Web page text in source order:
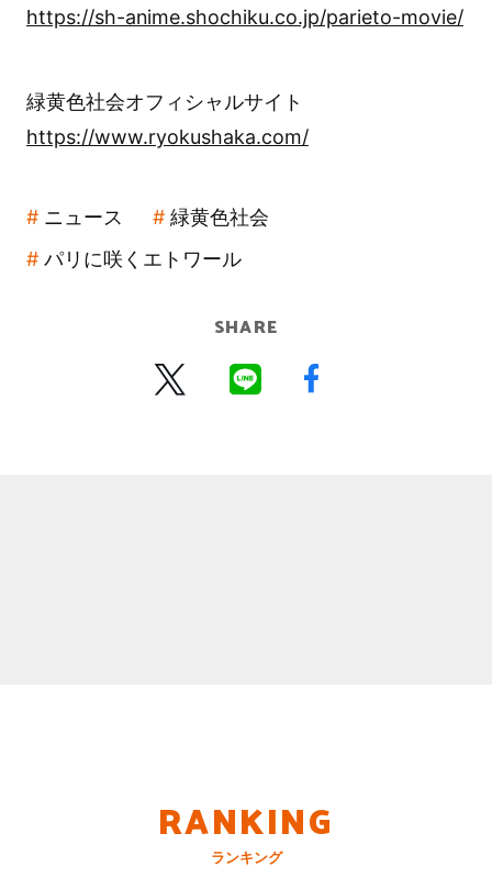
https://sh-anime.shochiku.co.jp/parieto-movie/
緑黄色社会オフィシャルサイト
https://www.ryokushaka.com/
ニュース
緑黄色社会
パリに咲くエトワール
SHARE
RANKING
ランキング